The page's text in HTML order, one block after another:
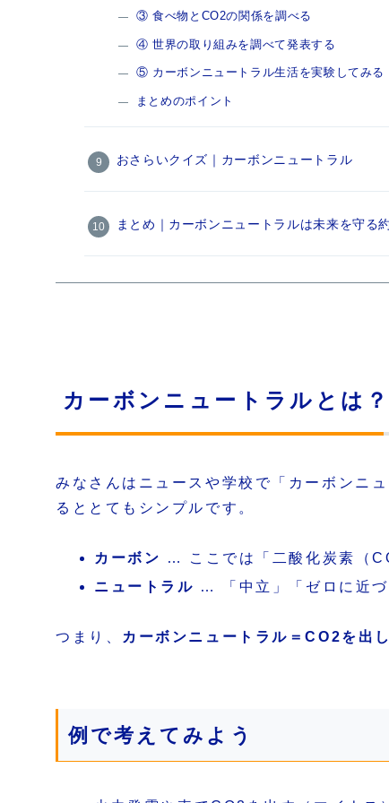
③ 食べ物とCO2の関係を調べる
④ 世界の取り組みを調べて発表する
⑤ カーボンニュートラル生活を実験してみる
まとめのポイント
おさらいクイズ｜カーボンニュートラル
まとめ｜カーボンニュートラルは未来を守る
カーボンニュートラルとは
みなさんはニュースや学校で「カーボンニ
るととてもシンプルです。
カーボン
… ここでは「二酸化炭素（
ニュートラル … 「中立」「ゼロに近づ
つまり、 カーボンニュートラル＝CO2を出
例で考えてみよう